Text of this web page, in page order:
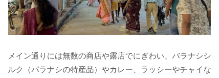
メイン通りには無数の商店や露店でにぎわい、バラナシシ
ルク（バラナシの特産品）やカレー、ラッシーやチャイな